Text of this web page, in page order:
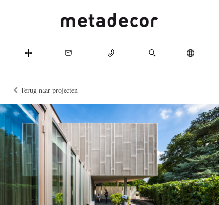
Terug naar projecten